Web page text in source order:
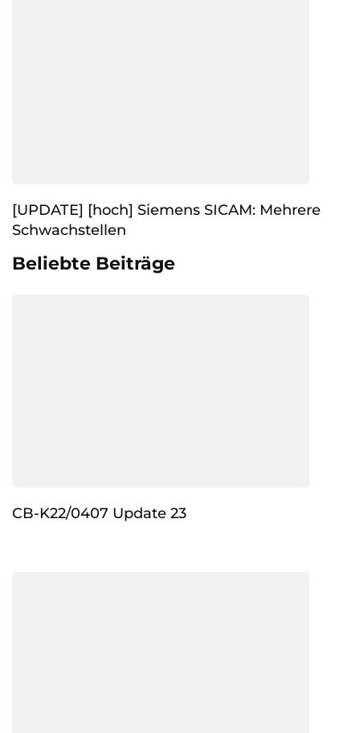
[UPDATE] [hoch] Siemens SICAM: Mehrere
Schwachstellen
Beliebte Beiträge
CB-K22/0407 Update 23